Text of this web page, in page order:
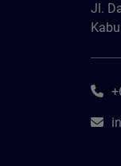
Jl.